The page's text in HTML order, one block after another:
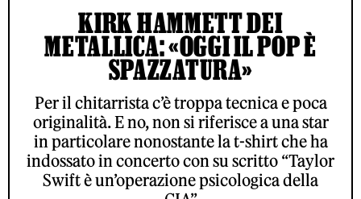
KIRK HAMMETT DEI
METALLICA: «OGGI IL POP È
SPAZZATURA»
Per il chitarrista c’è troppa tecnica e poca
originalità. E no, non si riferisce a una star
in particolare nonostante la t-shirt che ha
indossato in concerto con su scritto “Taylor
Swift è un’operazione psicologica della